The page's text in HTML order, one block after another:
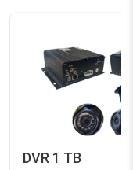
DVR 1 TB